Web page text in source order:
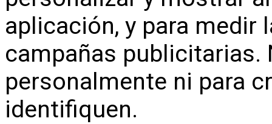
aplicación, y para medir
campañas
personalmente ni para
identifiquen.